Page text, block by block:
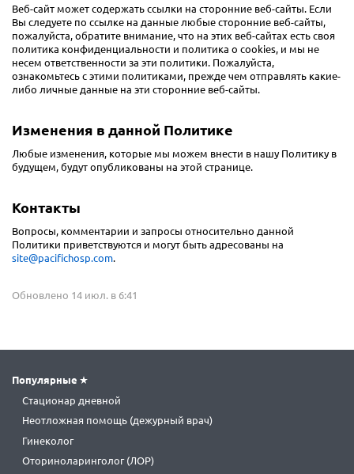
Веб-сайт может содержать ссылки на сторонние веб-сайты. Если
Вы следуете по ссылке на данные любые сторонние веб-сайты,
пожалуйста, обратите внимание, что на этих веб-сайтах есть своя
политика конфиденциальности и политика о cookies, и мы не
несем ответственности за эти политики. Пожалуйста,
ознакомьтесь с этими политиками, прежде чем отправлять какие-
либо личные данные на эти сторонние веб-сайты.
Изменения в данной Политике
Любые изменения, которые мы можем внести в нашу Политику в
будущем, будут опубликованы на этой странице.
Контакты
Вопросы, комментарии и запросы относительно данной
Политики приветствуются и могут быть адресованы на
site@pacifichosp.com.
Обновлено 14 июл. в 6:41
Популярные
Стационар дневной
Неотложная помощь (дежурный врач)
Гинеколог
Оториноларинголог (ЛОР)